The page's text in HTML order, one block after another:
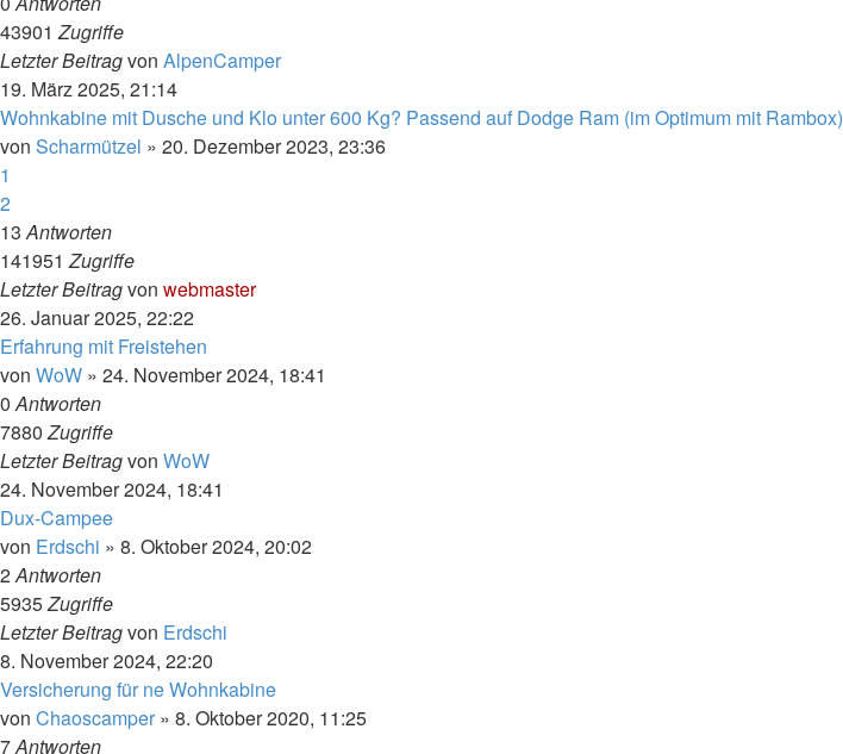
43901Zugriffe
Letzter Beitragvon AlpenCamper
19. März 2025, 21:14
Wohnkabine mit Dusche und Klo unter 600 Kg? Passend auf Dodge Ram (im Optimum mit Rambox)
von Scharmützel » 20. Dezember 2023, 23:36
1
2
13Antworten
141951Zugriffe
Letzter Beitragvon webmaster
26. Januar 2025, 22:22
Erfahrung mit Freistehen
von WoW » 24. November 2024, 18:41
0Antworten
7880Zugriffe
Letzter Beitragvon WoW
24. November 2024, 18:41
Dux-Campee
von Erdschi » 8. Oktober 2024, 20:02
2Antworten
5935Zugriffe
Letzter Beitragvon Erdschi
8. November 2024, 22:20
Versicherung für ne Wohnkabine
von Chaoscamper » 8. Oktober 2020, 11:25
7Antworten